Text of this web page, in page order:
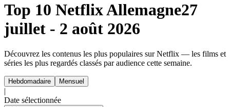
Top 10 Netflix Allemagne27
juillet - 2 août 2026
Découvrez les contenus les plus populaires sur Netflix — les films et
séries les plus regardés classés par audience cette semaine.
Hebdomadaire Mensuel
|
Date sélectionnée